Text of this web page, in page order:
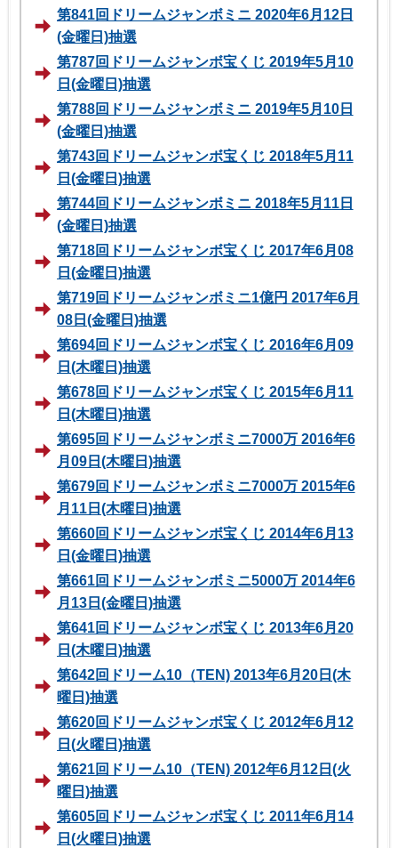
第841回ドリームジャンボミニ 2020年6月12日
(金曜日)抽選
第787回ドリームジャンボ宝くじ 2019年5月10
日(金曜日)抽選
第788回ドリームジャンボミニ 2019年5月10日
(金曜日)抽選
第743回ドリームジャンボ宝くじ 2018年5月11
日(金曜日)抽選
第744回ドリームジャンボミニ 2018年5月11日
(金曜日)抽選
第718回ドリームジャンボ宝くじ 2017年6月08
日(金曜日)抽選
第719回ドリームジャンボミニ1億円 2017年6月
08日(金曜日)抽選
第694回ドリームジャンボ宝くじ 2016年6月09
日(木曜日)抽選
第678回ドリームジャンボ宝くじ 2015年6月11
日(木曜日)抽選
第695回ドリームジャンボミニ7000万 2016年6
月09日(木曜日)抽選
第679回ドリームジャンボミニ7000万 2015年6
月11日(木曜日)抽選
第660回ドリームジャンボ宝くじ 2014年6月13
日(金曜日)抽選
第661回ドリームジャンボミニ5000万 2014年6
月13日(金曜日)抽選
第641回ドリームジャンボ宝くじ 2013年6月20
日(木曜日)抽選
第642回ドリーム10（TEN) 2013年6月20日(木
曜日)抽選
第620回ドリームジャンボ宝くじ 2012年6月12
日(火曜日)抽選
第621回ドリーム10（TEN) 2012年6月12日(火
曜日)抽選
第605回ドリームジャンボ宝くじ 2011年6月14
日(火曜日)抽選